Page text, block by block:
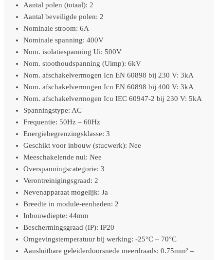
Aantal polen (totaal): 2
Aantal beveiligde polen: 2
Nominale stroom: 6A
Nominale spanning: 400V
Nom. isolatiespanning Ui: 500V
Nom. stoothoudspanning (Uimp): 6kV
Nom. afschakelvermogen Icn EN 60898 bij 230 V: 3kA
Nom. afschakelvermogen Icn EN 60898 bij 400 V: 3kA
Nom. afschakelvermogen Icu IEC 60947-2 bij 230 V: 5kA
Spanningstype: AC
Frequentie: 50Hz – 60Hz
Energiebegrenzingsklasse: 3
Geschikt voor inbouw (stucwerk): Nee
Meeschakelende nul: Nee
Overspanningscategorie: 3
Verontreinigingsgraad: 2
Nevenapparaat mogelijk: Ja
Breedte in module-eenheden: 2
Inbouwdiepte: 44mm
Beschermingsgraad (IP): IP20
Omgevingstemperatuur bij werking: -25°C – 70°C
Aansluitbare geleiderdoorsnede meerdraads: 0.75mm² –